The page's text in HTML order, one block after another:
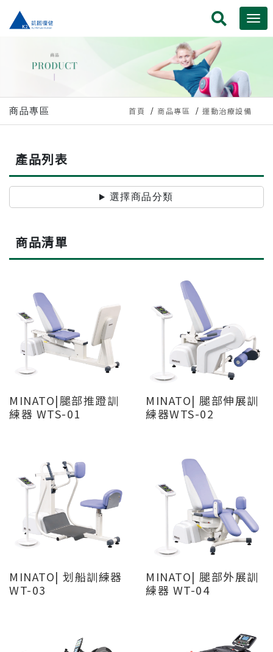
商品專區 首頁 商品專區 運動治療設備
產品列表
選擇商品分類
商品清單
MINATO|腿部推蹬訓
練器 WTS-01
MINATO| 腿部伸展訓
練器WTS-02
MINATO| 划船訓練器
WT-03
MINATO| 腿部外展訓
練器 WT-04